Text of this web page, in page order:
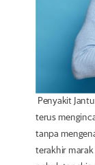
Penyakit
terus
tanpa
terakhir marak